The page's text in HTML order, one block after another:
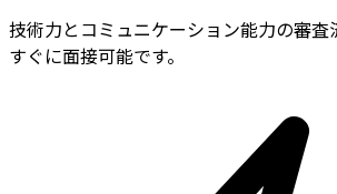
技術力とコミュニケーション能力の審査
すぐに面接可能です。